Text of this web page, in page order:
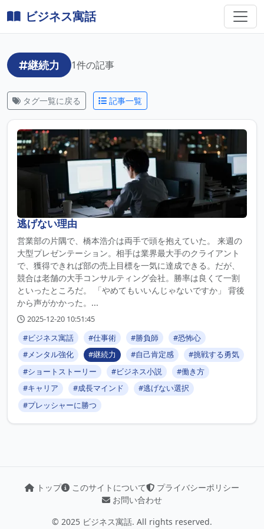
ビジネス寓話
継続力 1件の記事
タグ一覧に戻る 記事一覧
逃げない理由
営業部の片隅で、橋本浩介は両手で頭を抱えていた。 来週の
大型プレゼンテーション。相手は業界最大手のクライアント
で、獲得できれば部の売上目標を一気に達成できる。だが、
競合は老舗の大手コンサルティング会社。勝率は良くて一割
といったところだ。 「やめてもいいんじゃないですか」 背後
から声がかかった。...
2025-12-20 10:51:45
#ビジネス寓話
#仕事術 #勝負師
#恐怖心
#メンタル強化
#継続力 #自己肯定感
#挑戦する勇気
#ショートストーリー
#ビジネス小説
#働き方
#キャリア
#成長マインド
#逃げない選択
#プレッシャーに勝つ
トップ このサイトについて
プライバシーポリシー
お問い合わせ
© 2025 ビジネス寓話. All rights reserved.